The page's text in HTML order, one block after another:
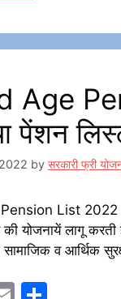
Age
पेंशन
by सरकारी फ्री
List 2022 /
की योजनायें लागू
सामाजिक व आर्थिक